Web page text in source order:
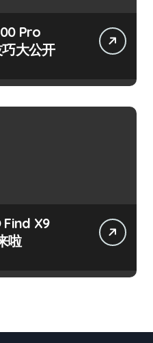
Pro
大公开
Find X9
啦